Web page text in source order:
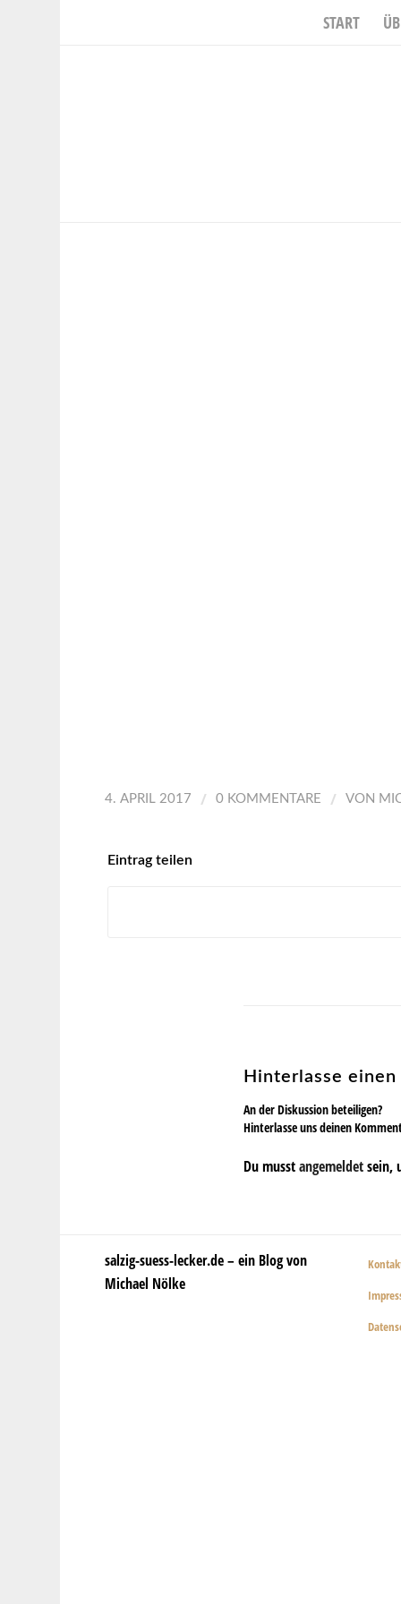
START
4. APRIL 2017 / 0 KOMMENTARE / VON
Eintrag teilen
Hinterlasse
An der Diskussion beteiligen?
Hinterlasse uns deinen
Du musstangemeldetsein,
salzig-suess-lecker.de – ein Blog von
Michael Nölke